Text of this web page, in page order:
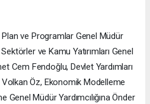
Plan ve Programlar Genel Müdür
ve Kamu Yatırımları Genel
Cem Fendoğlu, Devlet Yardımları
Volkan Öz, Ekonomik Modelleme
Müdür Yardımcılığına Önder